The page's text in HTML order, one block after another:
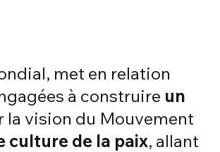
met en relation
à construire un
la vision du Mouvement
culture de la paix, allant